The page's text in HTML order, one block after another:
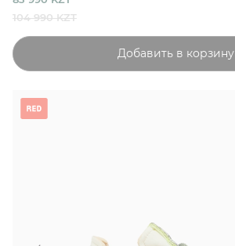
104 990 KZT
Добавить в корзину